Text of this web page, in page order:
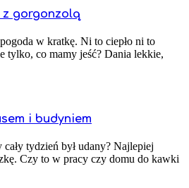
z gorgonzolą
w kratkę. Ni to ciepło ni to
tylko, co mamy jeść? Dania lekkie,
i budyniem
cały tydzień był udany? Najlepiej
Czy to w pracy czy domu do kawki